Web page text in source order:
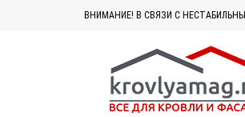
ВНИМАНИЕ! В СВЯЗИ С